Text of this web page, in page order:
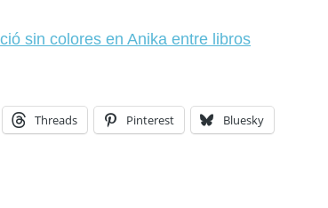
sin colores en Anika entre libros
Threads Pinterest Bluesky